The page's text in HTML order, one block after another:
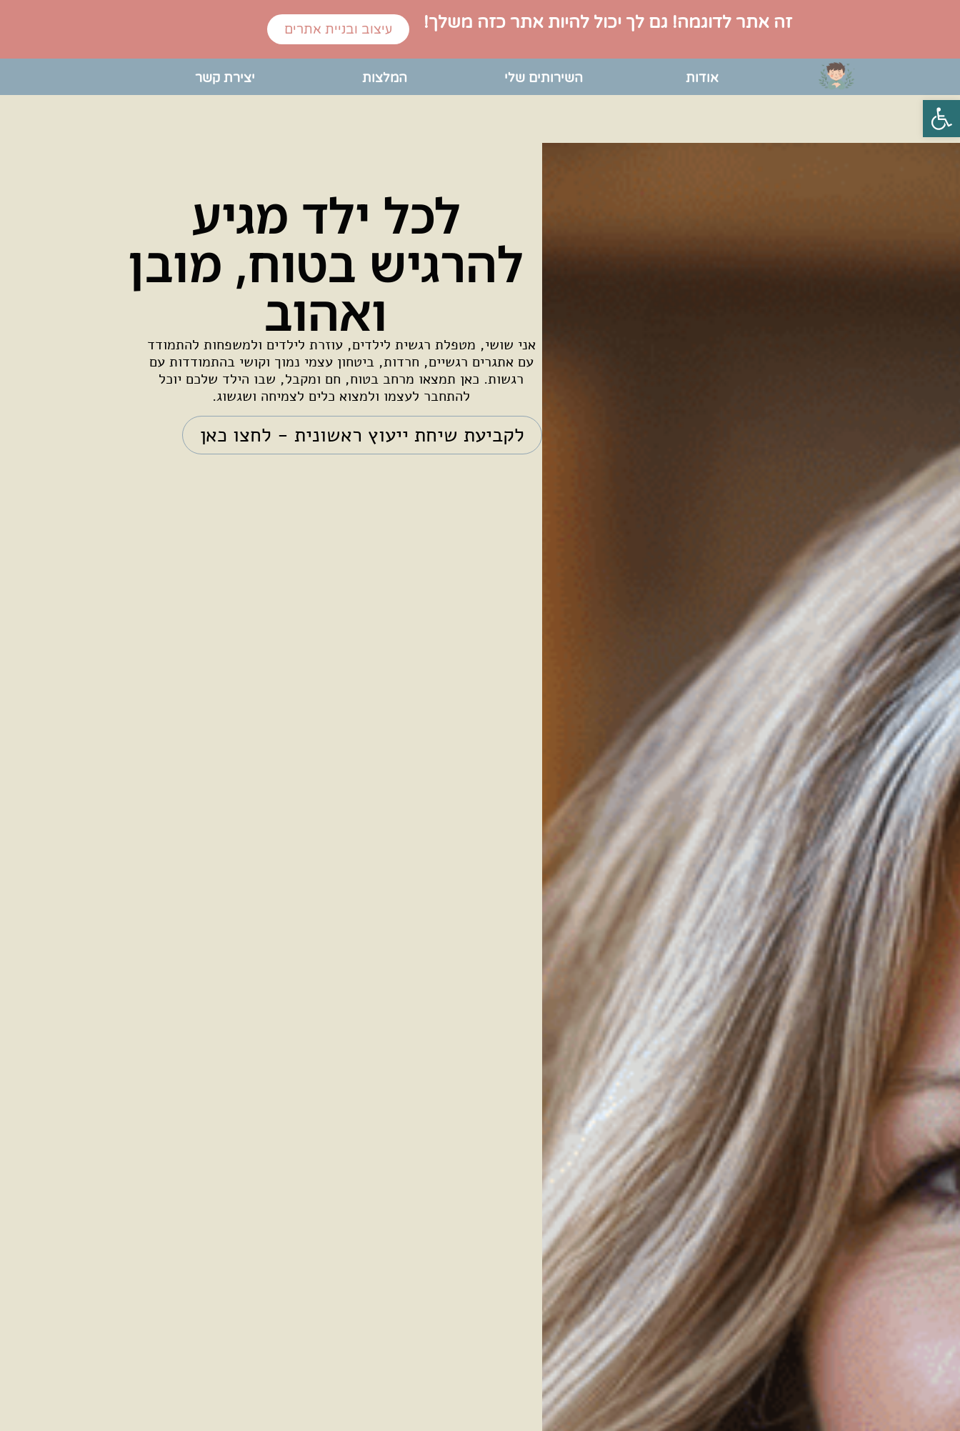
פתח סרגל נגישות
זה אתר לדוגמה! גם לך יכול להיות אתר כזה משלך! עיצוב ובניית אתרים
אודות השירותים שלי המלצות יצירת קשר
לכל ילד מגיע
להרגיש בטוח, מובן
ואהוב
אני שושי, מטפלת רגשית לילדים, עוזרת לילדים ולמשפחות להתמודד
עם אתגרים רגשיים, חרדות, ביטחון עצמי נמוך וקושי בהתמודדות עם
רגשות. כאן תמצאו מרחב בטוח, חם ומקבל, שבו הילד שלכם יוכל
להתחבר לעצמו ולמצוא כלים לצמיחה ושגשוג.
לקביעת שיחת ייעוץ ראשונית - לחצו כאן